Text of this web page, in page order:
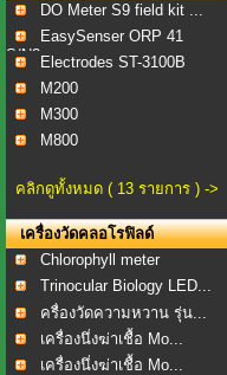
DO Meter S9 field kit ...
EasySenser ORP 41
S/N2...Electrodes ST-3100B
M200
M300
M800
คลิกดูทั้งหมด ( 13 รายการ ) ->
เครื่องวัดคลอโรฟิลด์
Chlorophyll meter
Trinocular Biology LED...
ครื่องวัดความหวาน รุ่น...
เครื่องนึ่งฆ่าเชื้อ Mo...
เครื่องนึ่งฆ่าเชื้อ Mo...